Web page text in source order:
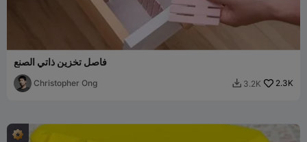
فاصل تخزين ذاتي الصنع
Christopher Ong  3.2K 2.3K